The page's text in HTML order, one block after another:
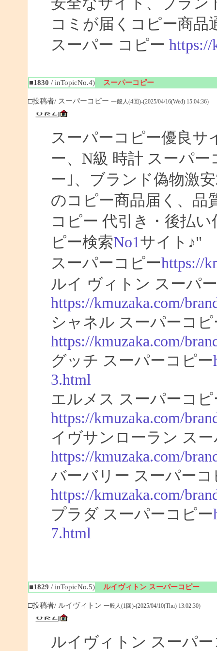
コミが届くコピー商品
スーパー コピー https://
■1830 / inTopicNo.4) スーパーコピー
□投稿者/ スーパーコピー 一般人(4回)-(2025/04/16(Wed) 15:04:36)
スーパーコピー優良サ
ー、N級 時計 スーパ
ー｣、ブランド偽物激
のコピー商品届く、品
コピー 代引き・後払
ピー検索No1サイト♪"
スーパーコピーhttps://
ルイ ヴィトン スーパ
https://kmuzaka.com/
シャネル スーパーコピ
https://kmuzaka.com/
グッチ スーパーコピー
3.html
エルメス スーパーコピ
https://kmuzaka.com/
イヴサンローラン ス
https://kmuzaka.com/
バーバリー スーパーコ
https://kmuzaka.com/
プラダ スーパーコピー
7.html
■1829 / inTopicNo.5) ルイヴィトン スーパーコピー
□投稿者/ ルイヴィトン 一般人(1回)-(2025/04/10(Thu) 13:02:30)
ルイヴィトン スーパ